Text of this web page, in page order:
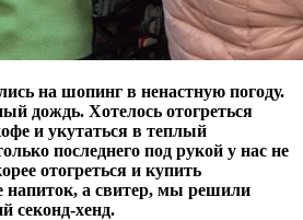
на шопинг в ненастную погоду.
дождь. Хотелось отогреться
и укутаться в теплый
последнего под рукой у нас не
отогреться и купить
а свитер, мы решили
секонд-хенд.